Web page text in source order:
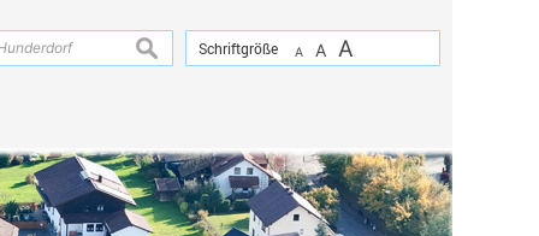
Schriftgröße A A A
suchen